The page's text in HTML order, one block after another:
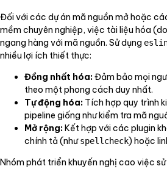
Đối với các dự án mã nguồn mở hoặc
mềm chuyên nghiệp, việc tài liệu hóa
ngang hàng với mã nguồn. Sử dụng
nhiều lợi ích thiết thực:
Đồng nhất hóa:Đảm bảo mọi
theo một phong cách duy nhất.
Tự động hóa: Tích hợp quy trình
pipeline giống như kiểm tra mã
Mở rộng:Kết hợp với các plugin
chính tả (nhưspellcheck) hoặc
Nhóm phát triển khuyến nghị cao việc